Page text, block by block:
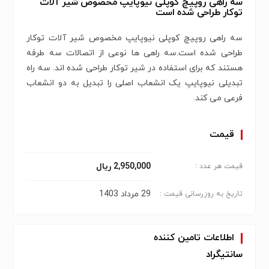
توکار طراحی شده است
سه راهی روپیچ کوپلی نیوپایپ مخصوص شیر آلات توکار
طراحی شده است.سه راهی ها نوعی از اتصالات سه طرفه
هستند که برای استفاده در شیر توکار طراحی شده اند. سه راه
تبدیلی نیوپایپ یک انشعاب اصلی را تبدیل به دو انشعاب
فرعی می کند.
قیمت
قیمت هر عدد : 2,950,000 ریال
تاریخ به روزرسانی قیمت : 29 مرداد 1403
اطلاعات تامین کننده
سانتیگراد